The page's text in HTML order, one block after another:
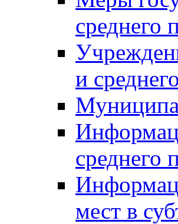
среднего
и
среднего
мест в